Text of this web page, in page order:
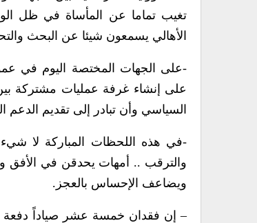
تغيب تماما عن المأساة في ظل
الأهالي يسمعون شيئا عن البحث
-على الجهات المختصة اليوم في
على إنشاء غرفة عمليات مشتركة بين
السياسي وأن تبادر إلى تقديم الدعم
-في هذه اللحظات المباركة لا
والترقب .. أمهات يحدقن في الأفق
ويضاعف الإحساس بالعجز.
– إن فقدان خمسة عشر صياداً دفعة